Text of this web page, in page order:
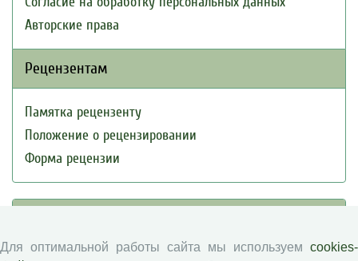
Авторские права
Рецензентам
Памятка рецензенту
Положение о рецензировании
Форма рецензии
Для оптимальной работы сайта мы используем cookies-